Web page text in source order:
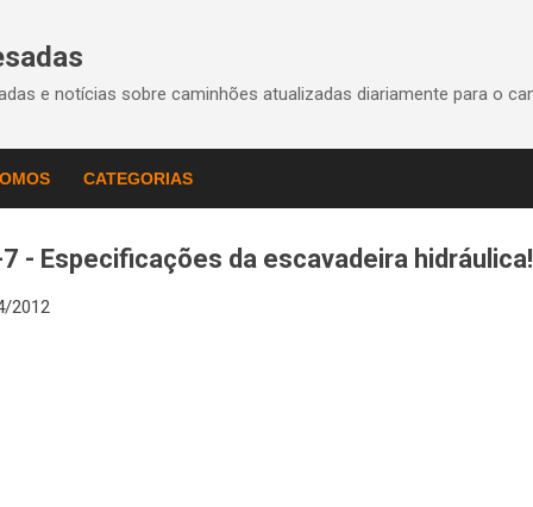
e notícias sobre caminhões atualizadas diariamente para o
CATEGORIAS
7 - Especificações da escavadeira hidráulica!
2012